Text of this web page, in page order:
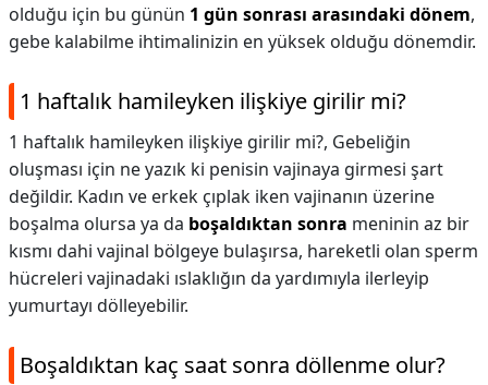
olduğu için bu günün 1 gün sonrası arasındaki dönem,
gebe kalabilme ihtimalinizin en yüksek olduğu dönemdir.
1 haftalık hamileyken ilişkiye girilir mi?
1 haftalık hamileyken ilişkiye girilir mi?, Gebeliğin
oluşması için ne yazık ki penisin vajinaya girmesi şart
değildir. Kadın ve erkek çıplak iken vajinanın üzerine
boşalma olursa ya da boşaldıktan sonra meninin az bir
kısmı dahi vajinal bölgeye bulaşırsa, hareketli olan sperm
hücreleri vajinadaki ıslaklığın da yardımıyla ilerleyip
yumurtayı dölleyebilir.
Boşaldıktan kaç saat sonra döllenme olur?